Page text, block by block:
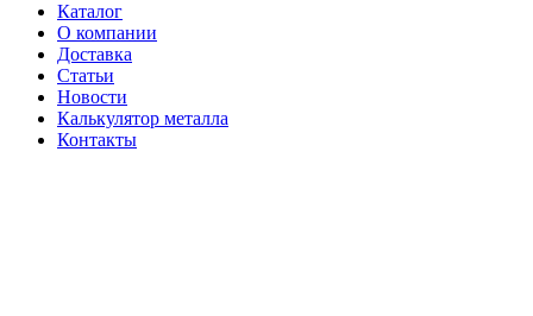
Каталог
О компании
Доставка
Статьи
Новости
Калькулятор металла
Контакты